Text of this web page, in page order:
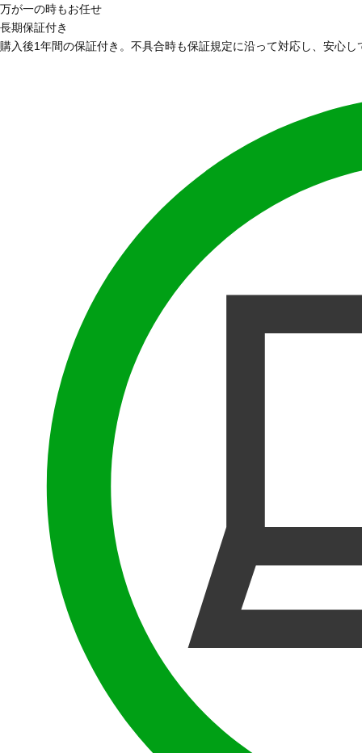
万が一の時もお任せ
長期保証付き
購入後1年間の保証付き。不具合時も保証規定に沿って対応し、安心